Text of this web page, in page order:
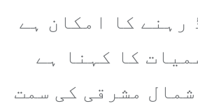
رہنے کا امکان ہے
کا کہنا ہے
مشرقی کی سمت